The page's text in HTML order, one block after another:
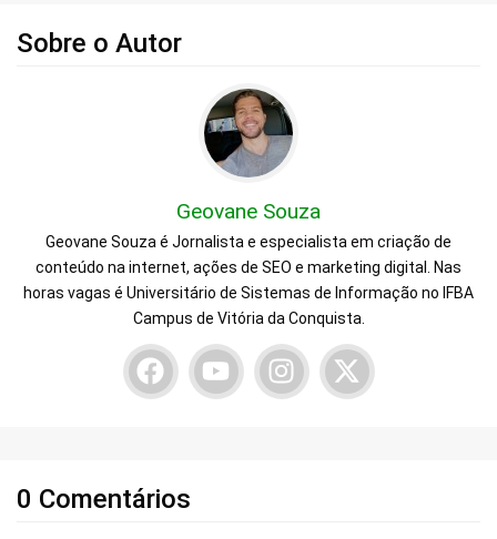
Sobre o Autor
Geovane Souza
Geovane Souza é Jornalista e especialista em criação de
conteúdo na internet, ações de SEO e marketing digital. Nas
horas vagas é Universitário de Sistemas de Informação no IFBA
Campus de Vitória da Conquista.
0 Comentários